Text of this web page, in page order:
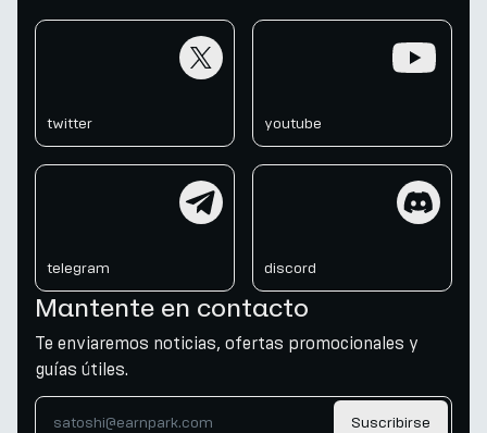
twitter youtube
telegram discord
Mantente en contacto
Te enviaremos noticias, ofertas promocionales y
guías útiles.
Suscribirse